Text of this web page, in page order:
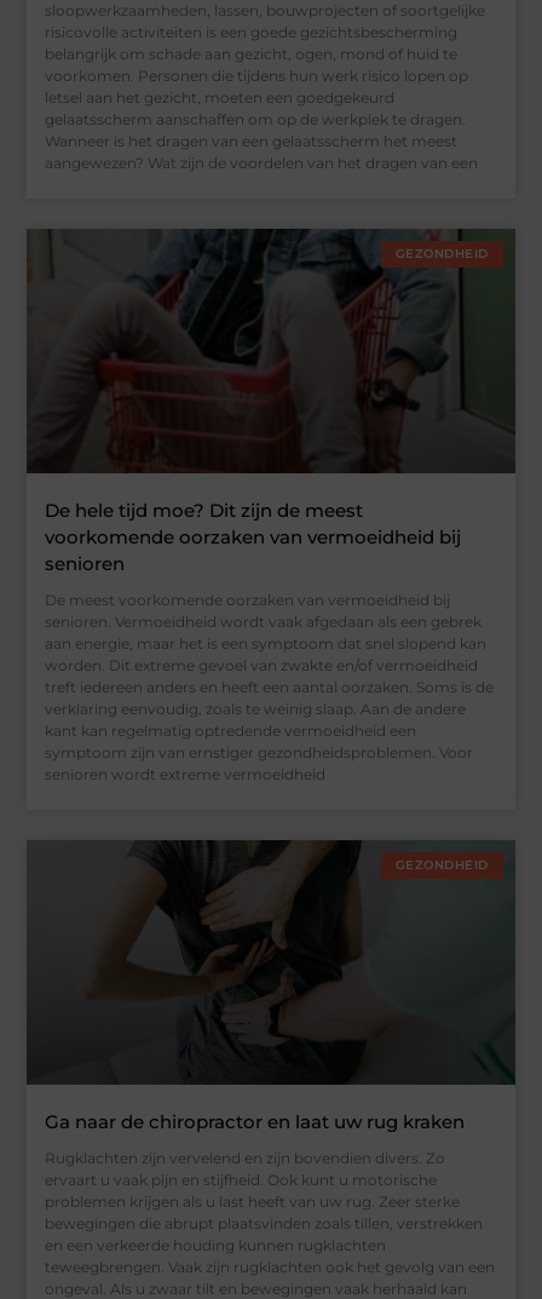
sloopwerkzaamheden, lassen, bouwprojecten of soortgelijke
risicovolle activiteiten is een goede gezichtsbescherming
belangrijk om schade aan gezicht, ogen, mond of huid te
voorkomen. Personen die tijdens hun werk risico lopen op
letsel aan het gezicht, moeten een goedgekeurd
gelaatsscherm aanschaffen om op de werkplek te dragen.
Wanneer is het dragen van een gelaatsscherm het meest
aangewezen? Wat zijn de voordelen van het dragen van een
GEZONDHEID
De hele tijd moe? Dit zijn de meest
voorkomende oorzaken van vermoeidheid bij
senioren
De meest voorkomende oorzaken van vermoeidheid bij
senioren. Vermoeidheid wordt vaak afgedaan als een gebrek
aan energie, maar het is een symptoom dat snel slopend kan
worden. Dit extreme gevoel van zwakte en/of vermoeidheid
treft iedereen anders en heeft een aantal oorzaken. Soms is de
verklaring eenvoudig, zoals te weinig slaap. Aan de andere
kant kan regelmatig optredende vermoeidheid een
symptoom zijn van ernstiger gezondheidsproblemen. Voor
senioren wordt extreme vermoeidheid
GEZONDHEID
Ga naar de chiropractor en laat uw rug kraken
Rugklachten zijn vervelend en zijn bovendien divers. Zo
ervaart u vaak pijn en stijfheid. Ook kunt u motorische
problemen krijgen als u last heeft van uw rug. Zeer sterke
bewegingen die abrupt plaatsvinden zoals tillen, verstrekken
en een verkeerde houding kunnen rugklachten
teweegbrengen. Vaak zijn rugklachten ook het gevolg van een
ongeval. Als u zwaar tilt en bewegingen vaak herhaald kan